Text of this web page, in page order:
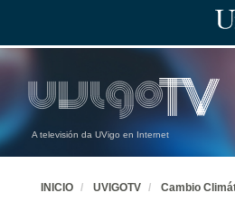
A televisión da UVigo en Internet
INICIO UVIGOTV Cambio